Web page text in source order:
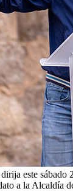
este
a la Alcaldía